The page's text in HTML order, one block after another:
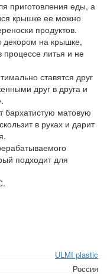
приготовления еды, а
крышке ее можно
продуктов.
декором на крышке,
процессе литья и не
ставятся друг
друг в друга и
бархатистую матовую
в руках и дарит
подходит для
ULMI plastic
Россия